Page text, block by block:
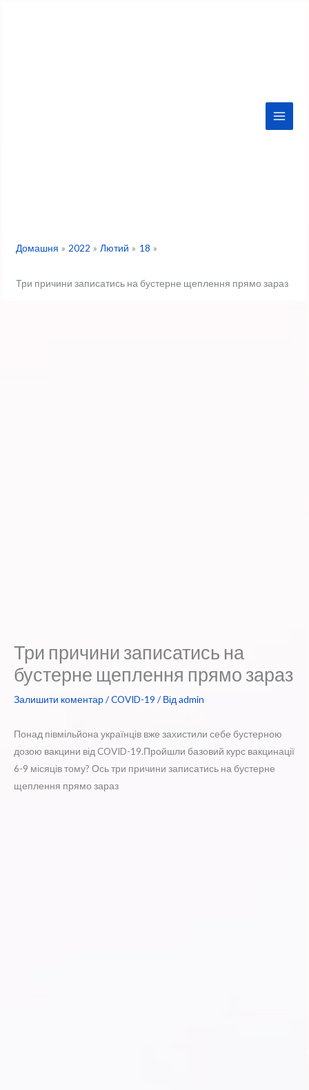
Домашня 2022 Лютий 18
Три причини записатись на бустерне щеплення прямо зараз
Три причини записатись на
бустерне щеплення прямо зараз
Залишити коментар/COVID-19 / Відadmin
Понад півмільйона українців вже захистили себе бустерною
дозою вакцини від COVID-19.Пройшли базовий курс вакцинації
6-9 місяців тому? Ось три причини записатись на бустерне
щеплення прямо зараз